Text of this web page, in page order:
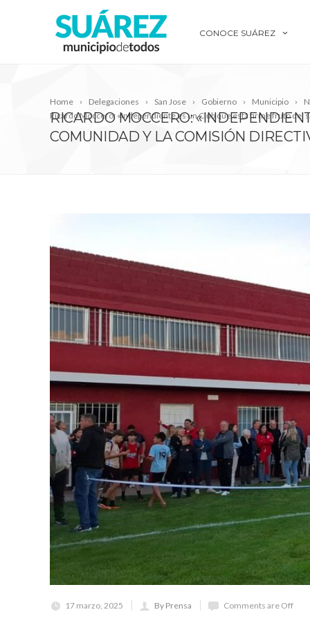
CONOCE SUÁREZ
Home Delegaciones San Jose Gobierno Municipio
Ricardo Moccero: «Independiente es un Club que está firme fruto del
RICARDO MOCCERO:
COMUNIDAD Y LA COMISIÓN
17 marzo, 2025 By Prensa Comments are Off